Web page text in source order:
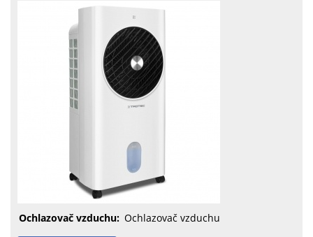
Ochlazovač vzduchu: Ochlazovač vzduchu